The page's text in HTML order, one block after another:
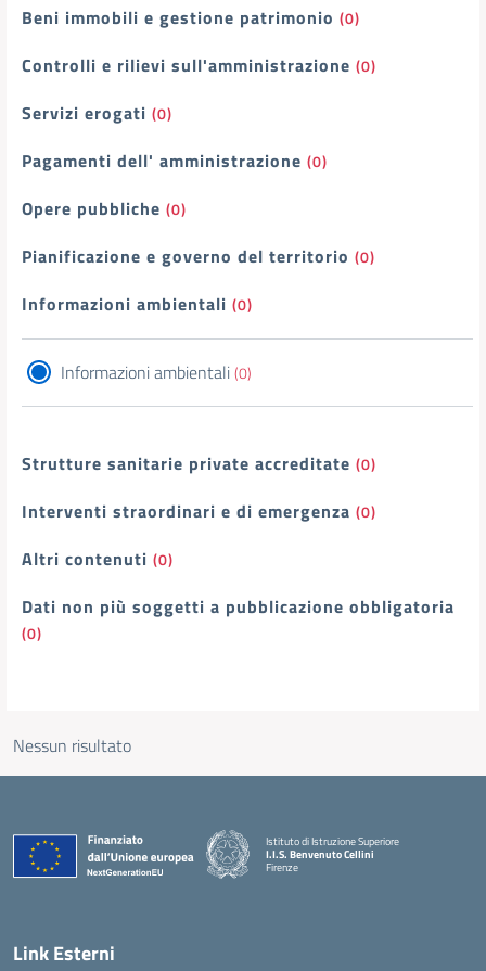
Beni immobili e gestione patrimonio (0)
Controlli e rilievi sull'amministrazione (0)
Servizi erogati (0)
Pagamenti dell' amministrazione (0)
Opere pubbliche (0)
Pianificazione e governo del territorio (0)
Informazioni ambientali (0)
Informazioni ambientali(0)
Strutture sanitarie private accreditate (0)
Interventi straordinari e di emergenza (0)
Altri contenuti (0)
Dati non più soggetti a pubblicazione obbligatoria
(0)
Nessun risultato
Istituto di Istruzione Superiore
I.I.S. Benvenuto Cellini
Firenze
Link Esterni